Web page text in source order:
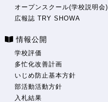
オープンスクール(学校説明会)
広報誌 TRY SHOWA
情報公開
学校評価
多忙化改善計画
いじめ防止基本方針
部活動活動方針
入札結果